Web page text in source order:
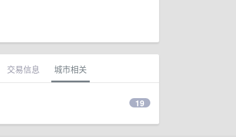
交易信息 城市相关
19